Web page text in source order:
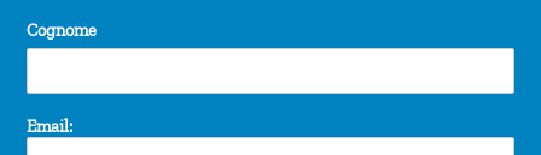
Cognome
Email: